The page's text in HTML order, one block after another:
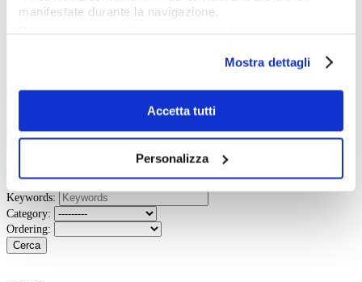
manifestate durante la navigazione.
scelte privacy sui cookie, ti invitiamo a prendere visione
dell’informativa cookie.
Chiudendo il banner tramite la “X” prosegui la
navigazione senza alcuna profilazione e con installazione
il tuo consenso alla profilazione che potrai revocare in
Mostra dettagli
Accetta tutti
Personalizza
Scegli la data e imposta i filtri per ottimizzare la tua ricerca
Event end:
Keywords:
Category:
Ordering:
Cerca